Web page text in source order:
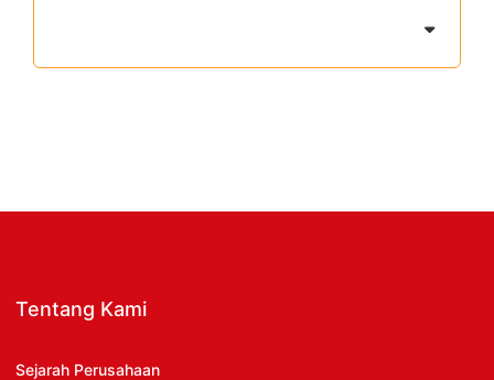
Tentang Kami
Sejarah Perusahaan